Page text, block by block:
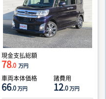
現金支払総額
78.0 万円
車両本体価格
66.0万円
諸費用
12.0万円